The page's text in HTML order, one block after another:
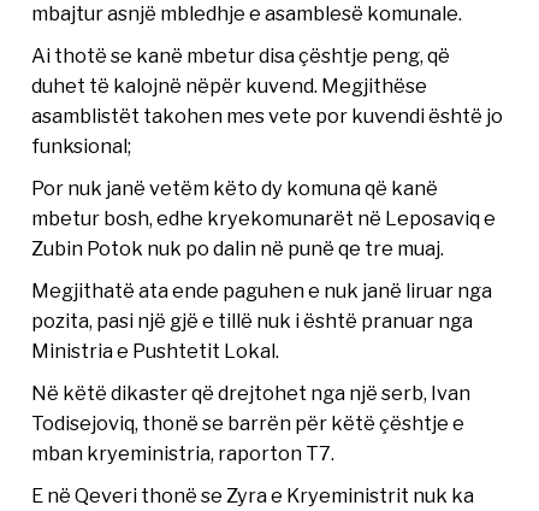
mbajtur asnjë mbledhje e asamblesë komunale.
Ai thotë se kanë mbetur disa çështje peng, që
duhet të kalojnë nëpër kuvend. Megjithëse
asamblistët takohen mes vete por kuvendi është jo
funksional;
Por nuk janë vetëm këto dy komuna që kanë
mbetur bosh, edhe kryekomunarët në Leposaviq e
Zubin Potok nuk po dalin në punë qe tre muaj.
Megjithatë ata ende paguhen e nuk janë liruar nga
pozita, pasi një gjë e tillë nuk i është pranuar nga
Ministria e Pushtetit Lokal.
Në këtë dikaster që drejtohet nga një serb, Ivan
Todisejoviq, thonë se barrën për këtë çështje e
mban kryeministria, raporton T7.
E në Qeveri thonë se Zyra e Kryeministrit nuk ka